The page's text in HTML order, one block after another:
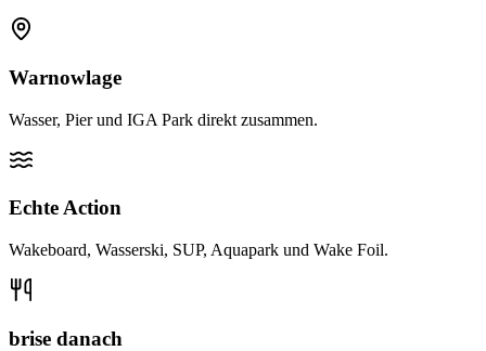
Warnowlage
Wasser, Pier und IGA Park direkt zusammen.
Echte Action
Wakeboard, Wasserski, SUP, Aquapark und Wake Foil.
brise danach